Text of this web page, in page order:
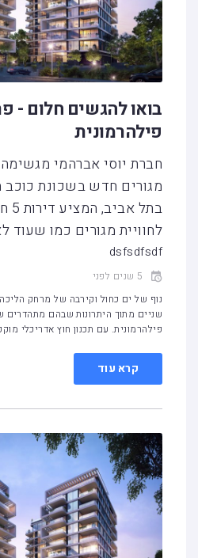
בואו להגשים חלום -
פילהרמונית
חברת יוסי אברהמי
מגורים חדש בשכונת
לחוויית מגורים כמו שעוד
dsfsdfsdf
5 שנים לפני
נוף של ים כחול וקירבה של מרחק
שניים מתוך היתרונות שבהם מתהדרים
פילהרמונית. עם תכנון חוץ אדריכלי
קרא עוד